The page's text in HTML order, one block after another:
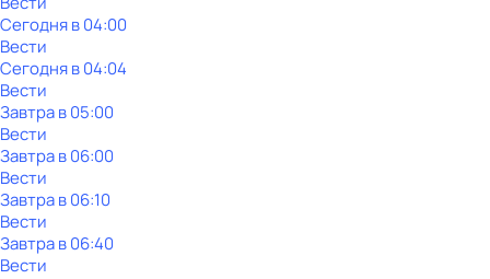
Сегодня в 04:00
Вести
Сегодня в 04:04
Вести
Завтра в 05:00
Вести
Завтра в 06:00
Вести
Завтра в 06:10
Вести
Завтра в 06:40
Вести